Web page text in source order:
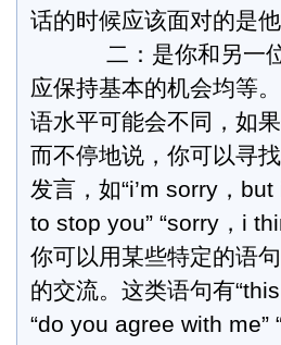
话的时候应该面对的是
二：是你和另一位
应保持基本的机会均等
语水平可能会不同，如
而不停地说，你可以寻
发言，如“i’m sorry，
to stop you” “sorry，i
你可以用某些特定的语
的交流。这类语句有
“do you agree with me”